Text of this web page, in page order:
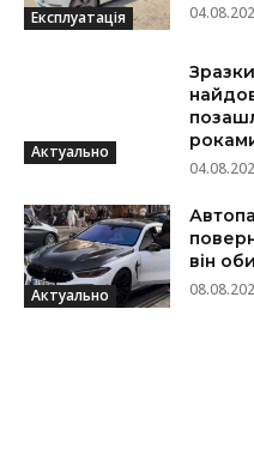
Експлуатація
Актуально
Актуально
він